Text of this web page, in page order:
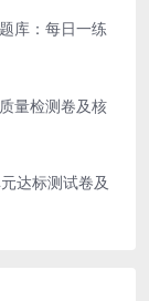
库：每日一练
量检测卷及核
达标测试卷及